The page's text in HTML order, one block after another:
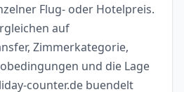
Flug- oder Hotelpreis.
auf
Zimmerkategorie,
und die Lage
counter.de buendelt